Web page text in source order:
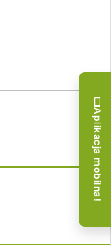
Aplikacja mobilna!